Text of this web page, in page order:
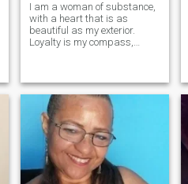
I am a woman of substance,
with a heart that is as
beautiful as my exterior.
Loyalty is my compass,
fairness, and I strive to treat
everyone with respect and
understanding. I